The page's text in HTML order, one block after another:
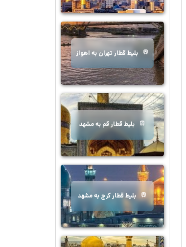
بلیط قطار تهران به اهواز
بلیط قطار قم به مشهد
بلیط قطار کرج به مشهد